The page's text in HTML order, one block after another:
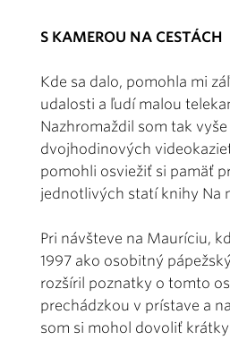
S KAMEROU NA CESTÁCH
Kde sa dalo, pomohla mi
udalosti a ľudí malou
Nazhromaždil som tak
dvojhodinových
pomohli osviežiť si pamäť
jednotlivých statí knihy Na
Pri návšteve na Mauríciu,
1997 ako osobitný
rozšíril poznatky o tomto
prechádzkou v prístave a
som si mohol dovoliť